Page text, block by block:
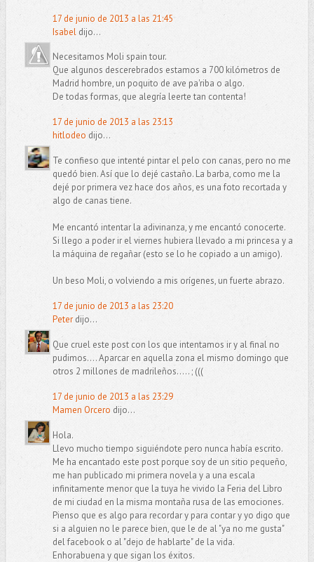
17 de junio de 2013 a las 21:45
Isabeldijo...
Necesitamos Moli spain tour.
Que algunos descerebrados estamos a 700 kilómetros de
Madrid hombre, un poquito de ave pa'riba o algo.
De todas formas, que alegría leerte tan contenta!
17 de junio de 2013 a las 23:13
hitlodeo dijo...
Te confieso que intenté pintar el pelo con canas, pero no me
quedó bien. Así que lo dejé castaño. La barba, como me la
dejé por primera vez hace dos años, es una foto recortada y
algo de canas tiene.
Me encantó intentar la adivinanza, y me encantó conocerte.
Si llego a poder ir el viernes hubiera llevado a mi princesa y a
la máquina de regañar (esto se lo he copiado a un amigo).
Un beso Moli, o volviendo a mis orígenes, un fuerte abrazo.
17 de junio de 2013 a las 23:20
Peterdijo...
Que cruel este post con los que intentamos ir y al final no
pudimos.... Aparcar en aquella zona el mismo domingo que
otros 2 millones de madrileños..... ; (((
17 de junio de 2013 a las 23:29
Mamen Orcero dijo...
Hola.
Llevo mucho tiempo siguiéndote pero nunca había escrito.
Me ha encantado este post porque soy de un sitio pequeño,
me han publicado mi primera novela y a una escala
infinitamente menor que la tuya he vivido la Feria del Libro
de mi ciudad en la misma montaña rusa de las emociones.
Pienso que es algo para recordar y para contar y yo digo que
si a alguien no le parece bien, que le de al "ya no me gusta"
del facebook o al "dejo de hablarte" de la vida.
Enhorabuena y que sigan los éxitos.